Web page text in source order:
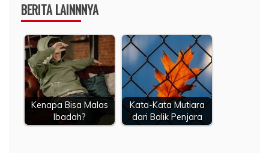
BERITA LAINNNYA
Kenapa Bisa Malas
Ibadah?
Kata-Kata Mutiara
dari Balik Penjara